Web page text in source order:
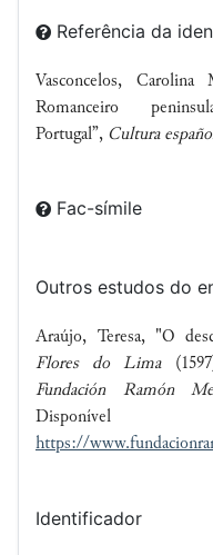
Referência da
Vasconcelos,
Romanceiro
Portugal”, Cultura
Fac-símile
Outros estudos do
Araújo, Teresa, "O
Flores do Lima
Fundación Ramón
https://
Identificador